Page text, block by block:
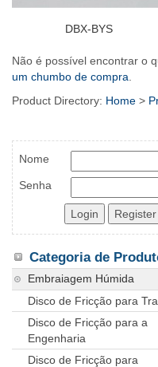
DBX-BYS
Não é possível encontrar o
um chumbo de compra
Product Directory: Home >
Nome
Senha
Categoria de
Embraiagem Húmida
Disco de Fricção para
Disco de Fricção para a
Engenharia
Disco de Fricção para